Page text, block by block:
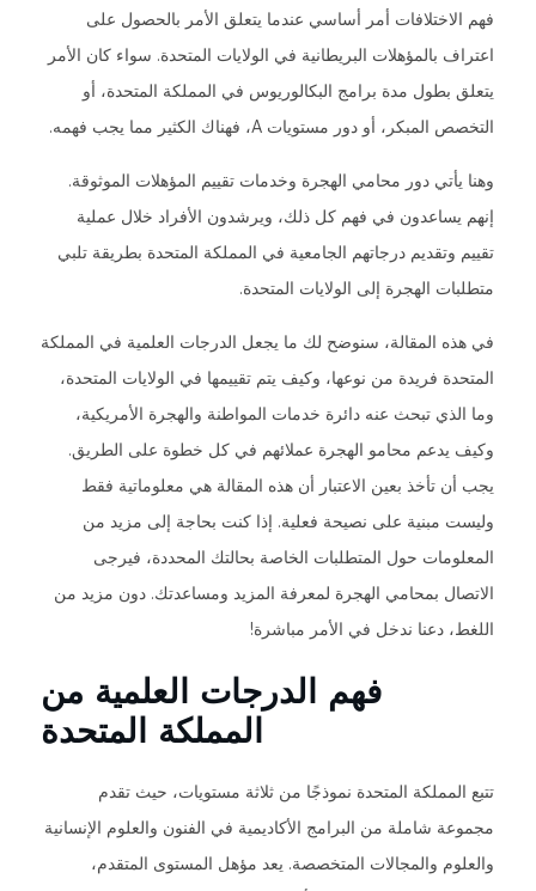
فهم الاختلافات أمر أساسي عندما يتعلق الأمر بالحصول على
اعتراف بالمؤهلات البريطانية في الولايات المتحدة. سواء كان الأمر
يتعلق بطول مدة برامج البكالوريوس في المملكة المتحدة، أو
التخصص المبكر، أو دور مستويات A، فهناك الكثير مما يجب فهمه.
وهنا يأتي دور محامي الهجرة وخدمات تقييم المؤهلات الموثوقة.
إنهم يساعدون في فهم كل ذلك، ويرشدون الأفراد خلال عملية
تقييم وتقديم درجاتهم الجامعية في المملكة المتحدة بطريقة تلبي
متطلبات الهجرة إلى الولايات المتحدة.
في هذه المقالة، سنوضح لك ما يجعل الدرجات العلمية في المملكة
المتحدة فريدة من نوعها، وكيف يتم تقييمها في الولايات المتحدة،
وما الذي تبحث عنه دائرة خدمات المواطنة والهجرة الأمريكية،
وكيف يدعم محامو الهجرة عملائهم في كل خطوة على الطريق.
يجب أن تأخذ بعين الاعتبار أن هذه المقالة هي معلوماتية فقط
وليست مبنية على نصيحة فعلية. إذا كنت بحاجة إلى مزيد من
المعلومات حول المتطلبات الخاصة بحالتك المحددة، فيرجى
الاتصال بمحامي الهجرة لمعرفة المزيد ومساعدتك. دون مزيد من
اللغط، دعنا ندخل في الأمر مباشرة!
فهم الدرجات العلمية من
المملكة المتحدة
تتبع المملكة المتحدة نموذجًا من ثلاثة مستويات، حيث تقدم
مجموعة شاملة من البرامج الأكاديمية في الفنون والعلوم الإنسانية
والعلوم والمجالات المتخصصة. يعد مؤهل المستوى المتقدم،